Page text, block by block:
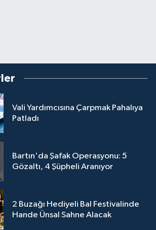
Vali Yardımcısına Çarpmak Pahalıya
Patladı
Bartın'da Şafak Operasyonu: 5
Gözaltı, 4 Şüpheli Aranıyor
2 Buzağı Hediyeli Bal Festivalinde
Hande Ünsal Sahne Alacak